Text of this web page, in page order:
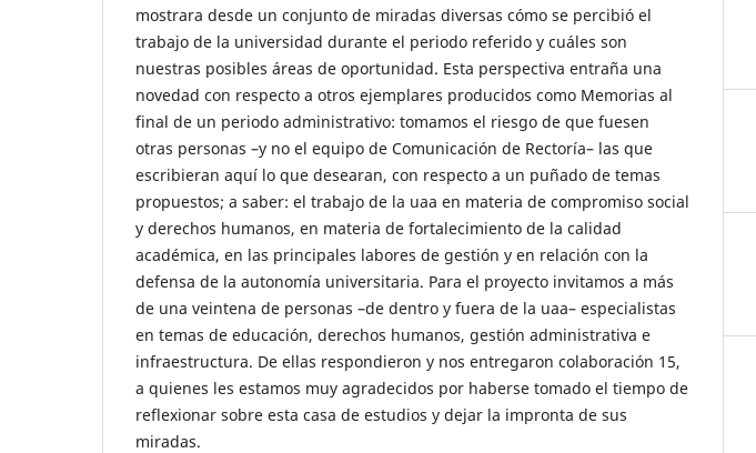
mostrara desde un conjunto de miradas diversas cómo se percibió el
trabajo de la universidad durante el periodo referido y cuáles son
nuestras posibles áreas de oportunidad. Esta perspectiva entraña una
novedad con respecto a otros ejemplares producidos como Memorias al
final de un periodo administrativo: tomamos el riesgo de que fuesen
otras personas –y no el equipo de Comunicación de Rectoría– las que
escribieran aquí lo que desearan, con respecto a un puñado de temas
propuestos; a saber: el trabajo de la uaa en materia de compromiso social
y derechos humanos, en materia de fortalecimiento de la calidad
académica, en las principales labores de gestión y en relación con la
defensa de la autonomía universitaria. Para el proyecto invitamos a más
de una veintena de personas –de dentro y fuera de la uaa– especialistas
en temas de educación, derechos humanos, gestión administrativa e
infraestructura. De ellas respondieron y nos entregaron colaboración 15,
a quienes les estamos muy agradecidos por haberse tomado el tiempo de
reflexionar sobre esta casa de estudios y dejar la impronta de sus
miradas.